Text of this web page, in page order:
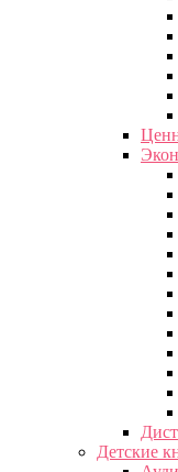
Детские